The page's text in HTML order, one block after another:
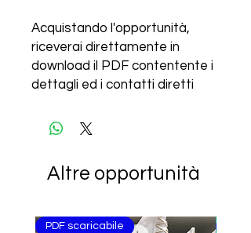
Acquistando l'opportunità,
riceverai direttamente in
download il PDF contentente i
dettagli ed i contatti diretti
Altre opportunità
PDF scaricabile